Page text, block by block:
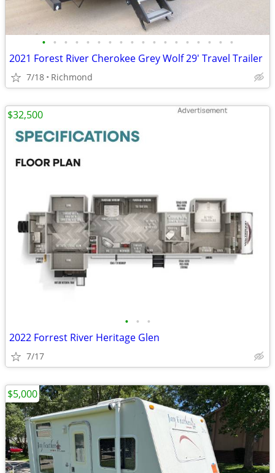
• • • • • • • • • • • • • • • • • •
2021 Forest River Cherokee Grey Wolf 29' Travel Trailer
7/18 Richmond
• • •
2022 Forrest River Heritage Glen
7/17
$32,500
$5,000